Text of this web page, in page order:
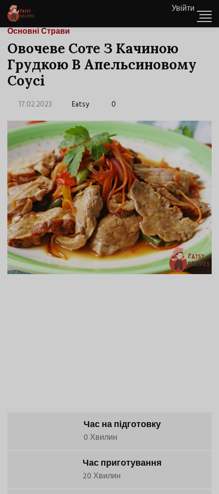
Увійти
Основні Страви
Овочеве Соте З Качиною
Грудкою В Апельсиновому
Соусі
17.02.2023 Eatsy 0
Час на підготовку
0 Хвилин
Час приготування
20 Хвилин